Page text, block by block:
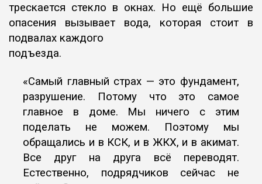
трескается стекло в окнах. Но ещё большие
опасения вызывает вода, которая стоит в
подвалах каждого
подъезда.
«Самый главный страх — это фундамент,
разрушение.
Потому что это самое
главное в доме. Мы ничего с этим
поделать не можем. Поэтому мы
обращались и в КСК, и в ЖКХ, и в акимат.
Все друг на друга всё переводят.
Естественно, подрядчиков сейчас не